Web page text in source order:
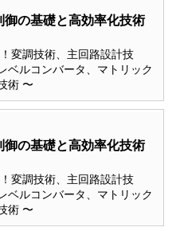
の基礎と高効率化技術
変調技術、主回路設計技
ベルコンバータ、マトリック
術 〜
の基礎と高効率化技術
変調技術、主回路設計技
ベルコンバータ、マトリック
術 〜